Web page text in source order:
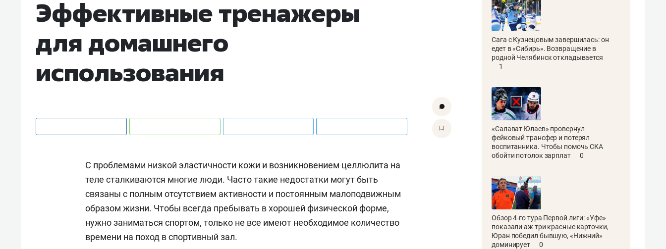
Эффективные тренажеры
для домашнего
использования
С проблемами низкой эластичности кожи и возникновением целлюлита на
теле сталкиваются многие люди. Часто такие недостатки могут быть
связаны с полным отсутствием активности и постоянным малоподвижным
образом жизни. Чтобы всегда пребывать в хорошей физической форме,
нужно заниматься спортом, только не все имеют необходимое количество
времени на поход в спортивный зал.
Сага с Кузнецовым завершилась: он
едет в «Сибирь». Возвращение в
родной Челябинск откладывается
1
«Салават Юлаев» провернул
фейковый трансфер и потерял
воспитанника. Чтобы помочь СКА
обойти потолок зарплат
0
Обзор 4-го тура Первой лиги: «Уфе»
показали аж три красные карточки,
Юран победил бывшую, «Нижний»
доминирует
0